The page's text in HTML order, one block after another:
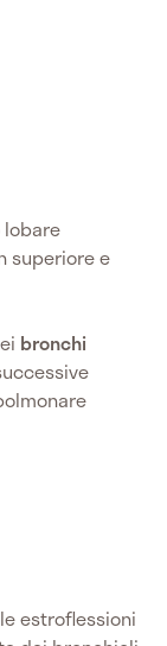
superiore e
bronchi
estroflessioni